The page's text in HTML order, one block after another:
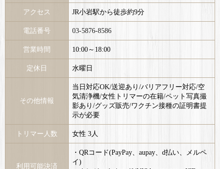
アクセス JR小岩駅から徒歩約9分
電話番号 03-5876-8586
営業時間 10:00～18:00
定休日 水曜日
その他情報
当日対応OK/送迎あり/バリアフリー対応/空
気清浄機/女性トリマーの在籍/ペット写真撮
影あり/グッズ販売/ワクチン接種の証明書提
示が必要
トリマー人数 女性 3人
利用可能決済
・QRコード(PayPay、aupay、d払い、メルペ
イ)